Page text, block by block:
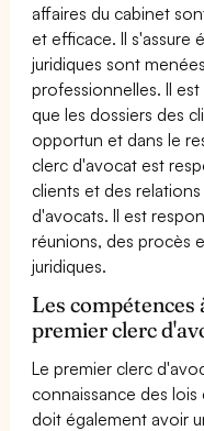
affaires du cabinet
et efficace. Il s'assure
juridiques sont
professionnelles. Il
que les dossiers des
opportun et dans le
clerc d'avocat est
clients et des
d'avocats. Il est
réunions, des procès
juridiques.
Les
premier clerc
Le premier clerc
connaissance des lois
doit également avoir